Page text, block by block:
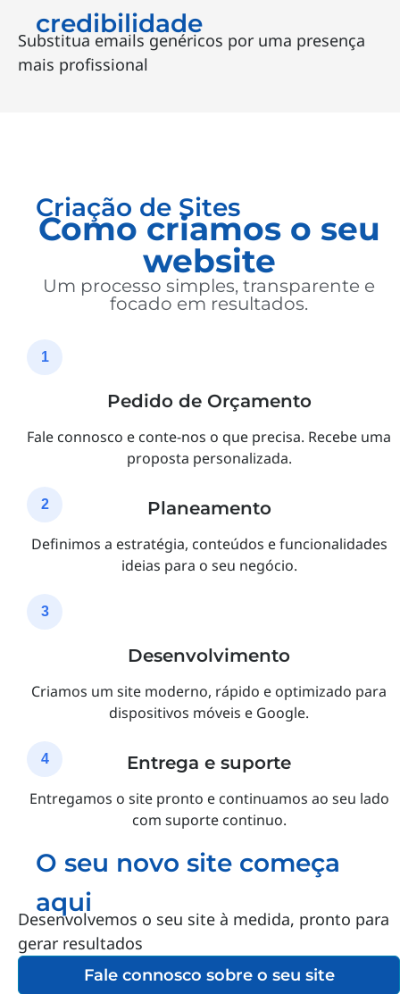
credibilidade
Substitua emails genéricos por uma presença
mais profissional
Criação de Sites
Como criamos o seu
website
Um processo simples, transparente e
focado em resultados.
1
Pedido de Orçamento
Fale connosco e conte-nos o que precisa. Recebe uma
proposta personalizada.
2 Planeamento
Definimos a estratégia, conteúdos e funcionalidades
ideias para o seu negócio.
3
Desenvolvimento
Criamos um site moderno, rápido e optimizado para
dispositivos móveis e Google.
4 Entrega e suporte
Entregamos o site pronto e continuamos ao seu lado
com suporte continuo.
O seu novo site começa
aqui
Desenvolvemos o seu site à medida, pronto para
gerar resultados
Fale connosco sobre o seu site